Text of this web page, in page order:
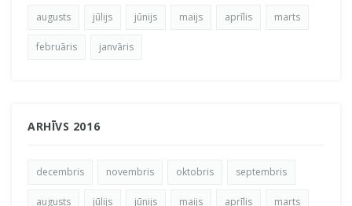
augusts jūlijs jūnijs maijs aprīlis marts
februāris janvāris
ARHĪVS 2016
decembris novembris oktobris septembris
augusts jūlijs jūnijs maijs aprīlis marts